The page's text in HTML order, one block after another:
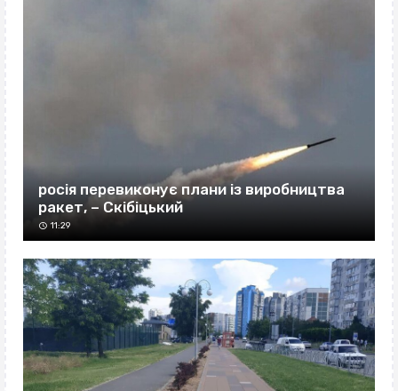
росія перевиконує плани із виробництва
ракет, – Скібіцький
11:29